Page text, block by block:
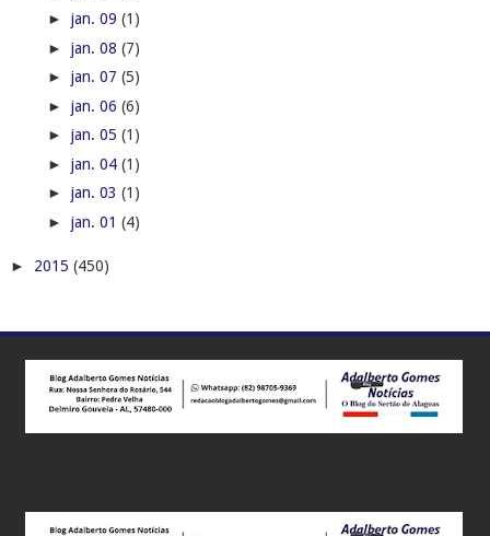
► jan. 09 (1)
► jan. 08 (7)
► jan. 07 (5)
► jan. 06 (6)
► jan. 05 (1)
► jan. 04 (1)
► jan. 03 (1)
► jan. 01 (4)
► 2015 (450)